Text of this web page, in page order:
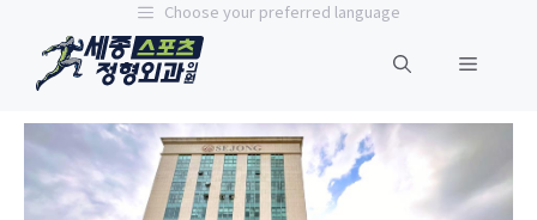
Choose your preferred language